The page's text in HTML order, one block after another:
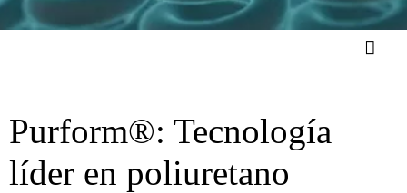
Purform®: Tecnología
líder en poliuretano